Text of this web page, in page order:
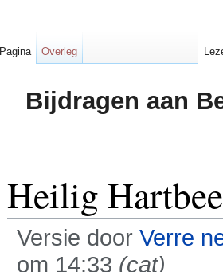
Bijdragen aan
Heilig
Versie door Verre
om 14:33 (cat)
Pagina Overleg